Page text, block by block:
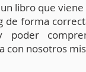
libro que
de forma
poder
con nosotros